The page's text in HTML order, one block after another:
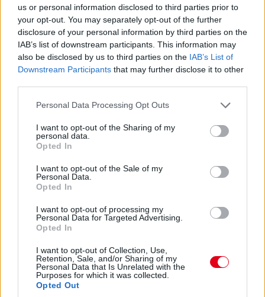
us or personal information disclosed to third parties prior to
your opt-out. You may separately opt-out of the further
disclosure of your personal information by third parties on the
IAB’s list of downstream participants. This information may
also be disclosed by us to third parties on the IAB’s List of
Downstream Participants that may further disclose it to other
Please note that this website/app uses one or more Google
not limited to your visit or usage behaviour. You may click to
grant or deny consent to Google and its third-party tags to
use your data for below specified purposes in below Google
consent section.
Personal Data Processing Opt Outs
I want to opt-out of the Sharing of my
personal data.
Opted In
I want to opt-out of the Sale of my
Personal Data.
Opted In
I want to opt-out of processing my
Personal Data for Targeted Advertising.
Opted In
I want to opt-out of Collection, Use,
Retention, Sale, and/or Sharing of my
Personal Data that Is Unrelated with the
Purposes for which it was collected.
Opted Out
17:47
Piastriról nem ejtettünk mostanában egy árva szót sem. Nos,
hat másodperccel vezet Russell előtt, Leclerc tempóját
hozza...
17:47
Leclerc már Russellre zárkózik fel, hamarosan támadási
jön Hamilton. És megy.
Két előzés szinte egyszerre! Leclerc feljön harmadiknak Norris
elé, Hamilton meg hetediknek Antonelli elé. Beválni látszik a
Leclerc megtámadta Norrist a célegyenes végén, de annyira